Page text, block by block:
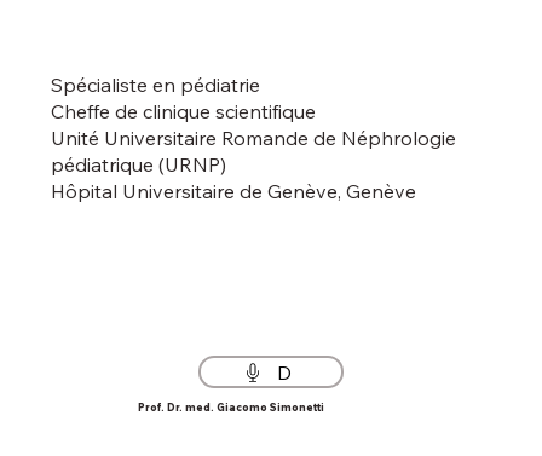
Spécialiste en pédiatrie
Cheffe de clinique scientifique
Unité Universitaire Romande de Néphrologie
pédiatrique (URNP)
Hôpital Universitaire de Genève, Genève
D
Prof. Dr. med. Giacomo Simonetti